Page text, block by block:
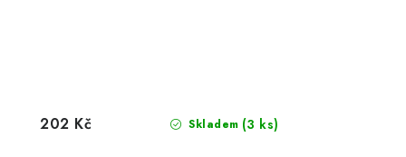
Skladem (3 ks)
202 Kč